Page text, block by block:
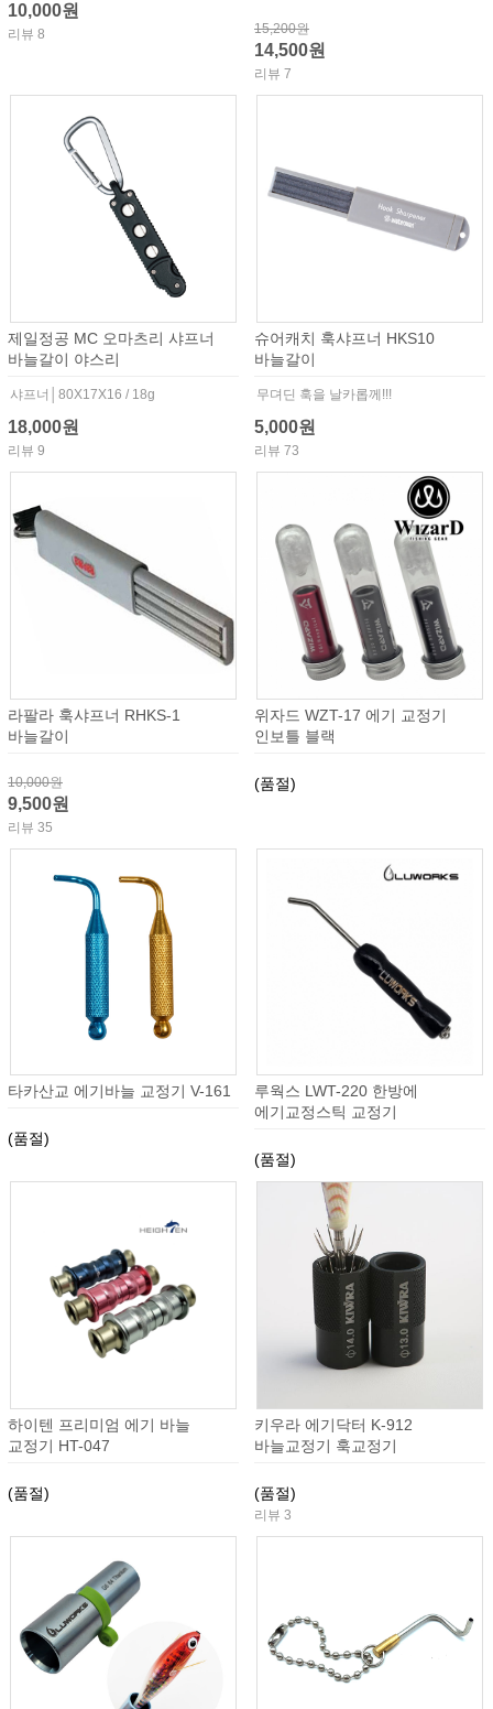
10,000원
리뷰 8 15,200원
14,500원
리뷰 7
제일정공 MC 오마츠리 샤프너
바늘갈이 야스리
샤프너│80X17X16 / 18g
18,000원
리뷰 9
슈어캐치 훅샤프너 HKS10
바늘갈이
무뎌딘 훅을 날카롭께!!!
5,000원
리뷰 73
라팔라 훅샤프너 RHKS-1
바늘갈이
10,000원
9,500원
리뷰 35
위자드 WZT-17 에기 교정기
인보틀 블랙
(품절)
타카산교 에기바늘 교정기 V-161
(품절)
루웍스 LWT-220 한방에
에기교정스틱 교정기
(품절)
하이텐 프리미엄 에기 바늘
교정기 HT-047
(품절)
키우라 에기닥터 K-912
바늘교정기 훅교정기
(품절)
리뷰 3